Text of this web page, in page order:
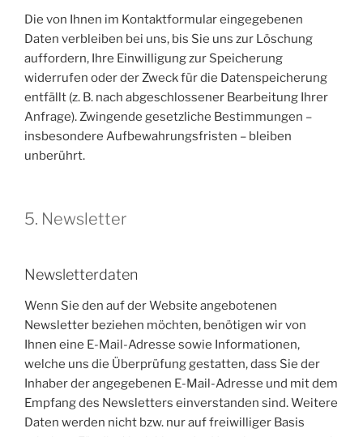
Die von Ihnen im Kontaktformular eingegebenen
Daten verbleiben bei uns, bis Sie uns zur Löschung
auffordern, Ihre Einwilligung zur Speicherung
widerrufen oder der Zweck für die Datenspeicherung
entfällt (z. B. nach abgeschlossener Bearbeitung Ihrer
Anfrage). Zwingende gesetzliche Bestimmungen –
insbesondere Aufbewahrungsfristen – bleiben
unberührt.
5. Newsletter
Newsletter­daten
Wenn Sie den auf der Website angebotenen
Newsletter beziehen möchten, benötigen wir von
Ihnen eine E-Mail-Adresse sowie Informationen,
welche uns die Überprüfung gestatten, dass Sie der
Inhaber der angegebenen E-Mail-Adresse und mit dem
Empfang des Newsletters einverstanden sind. Weitere
Daten werden nicht bzw. nur auf freiwilliger Basis